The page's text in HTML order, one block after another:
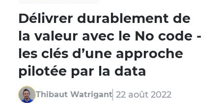
Délivrer durablement de
la valeur avec le No code -
les clés d’une approche
pilotée par la data
Thibaut Watrigant 22 août 2022